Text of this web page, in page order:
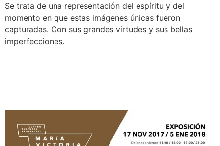
Se trata de una representación del espíritu y del
momento en que estas imágenes únicas fueron
capturadas. Con sus grandes virtudes y sus bellas
imperfecciones.